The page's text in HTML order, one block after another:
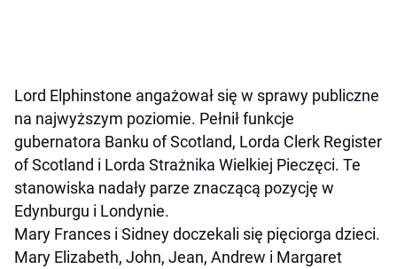
Lord Elphinstone angażował się w sprawy publiczne
na najwyższym poziomie. Pełnił funkcje
gubernatora Banku of Scotland, Lorda Clerk Register
of Scotland i Lorda Strażnika Wielkiej Pieczęci. Te
stanowiska nadały parze znaczącą pozycję w
Edynburgu i Londynie.
Mary Frances i Sidney doczekali się pięciorga dzieci.
Mary Elizabeth, John, Jean, Andrew i Margaret